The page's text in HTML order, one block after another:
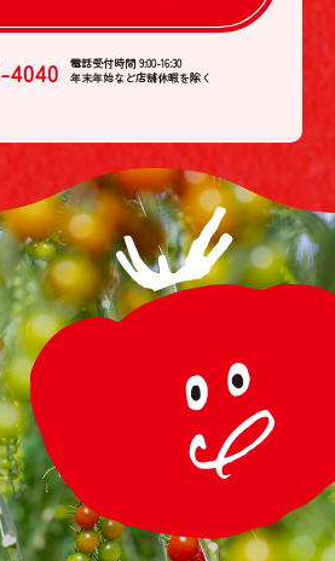
4040
電話受付時間 9:00-16:30
年末年始など店舗休暇を除く